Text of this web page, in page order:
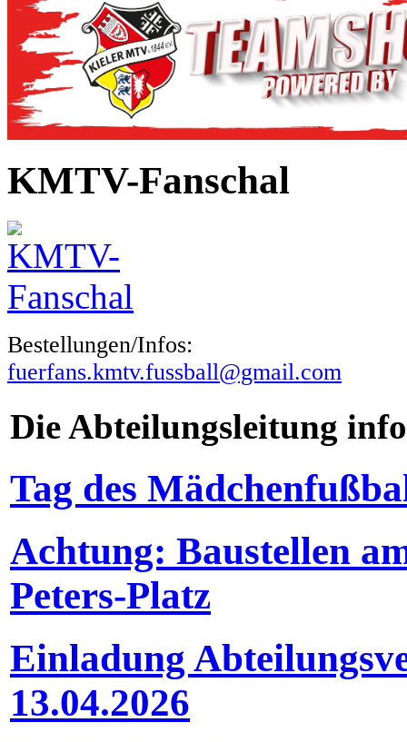
KMTV-Fanschal
Bestellungen/Infos:
fuerfans.kmtv.fussball@gmail.com
Die Abteilungsleitung
Tag des
Achtung: Baustellen
Peters-Platz
Einladung
13.04.2026